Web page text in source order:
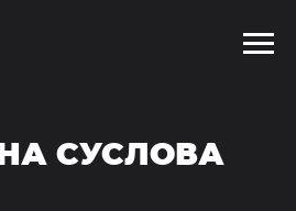
СУСЛОВА